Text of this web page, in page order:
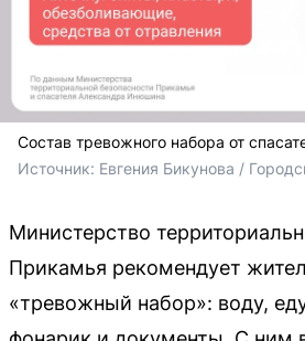
Состав тревожного набора от
Источник: Евгения Бикунова /
Министерство
Прикамья рекомендует
«тревожный набор»: воду,